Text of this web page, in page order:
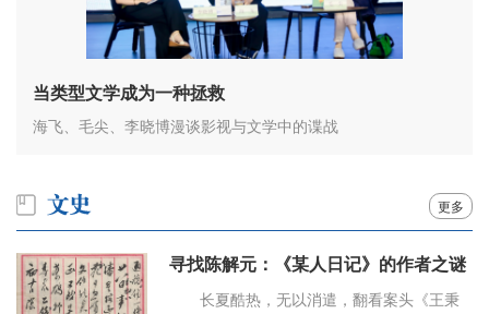
当类型文学成为一种拯救
海飞、毛尖、李晓博漫谈影视与文学中的谍战
更多
寻找陈解元：《某人日记》的作者之谜
长夏酷热，无以消遣，翻看案头《王秉